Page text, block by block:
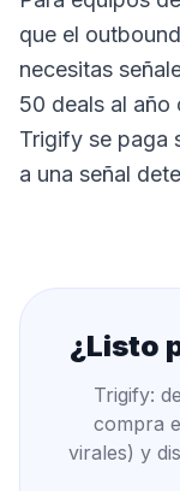
que el
necesitas
50 deals al
Trigify se paga
a una señal
¿Listo
Trigify:
compra
virales) y